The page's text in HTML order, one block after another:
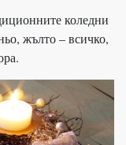
коледни
жълто – всичко,